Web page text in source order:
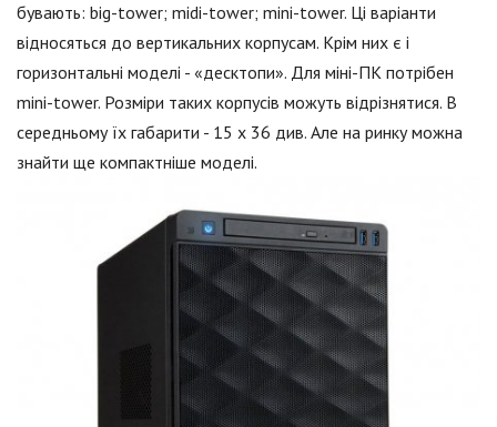
бувають: big-tower; midi-tower; mini-tower. Ці варіанти
відносяться до вертикальних корпусам. Крім них є і
горизонтальні моделі - «десктопи». Для міні-ПК потрібен
mini-tower. Розміри таких корпусів можуть відрізнятися. В
середньому їх габарити - 15 х 36 див. Але на ринку можна
знайти ще компактніше моделі.